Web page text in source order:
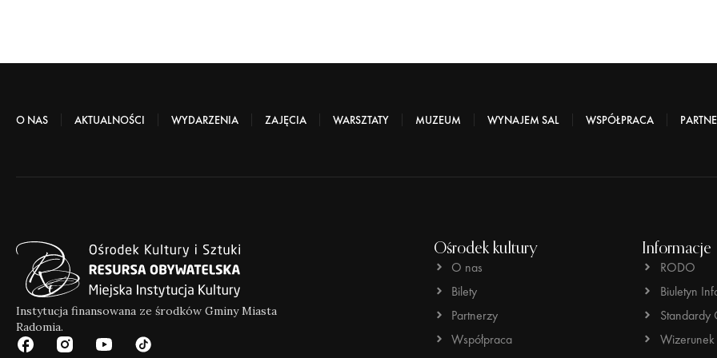
O NAS AKTUALNOŚCI WYDARZENIA ZAJĘCIA WARSZTATY MUZEUM WYNAJEM SAL WSPÓŁPRACA
Instytucja finansowana ze środków Gminy Miasta
Radomia.
Ośrodek kultury
O nas
Bilety
Partnerzy
Współpraca
Informacje
RODO
Biuletyn
Standardy